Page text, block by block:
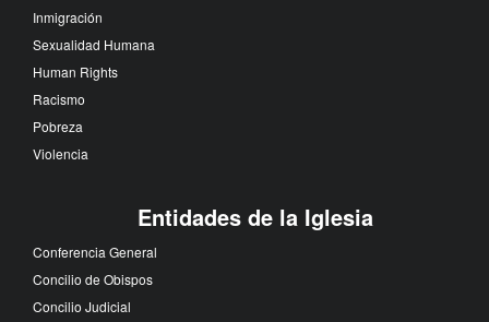
Inmigración
Sexualidad Humana
Human Rights
Racismo
Pobreza
Violencia
Entidades de la Iglesia
Conferencia General
Concilio de Obispos
Concilio Judicial